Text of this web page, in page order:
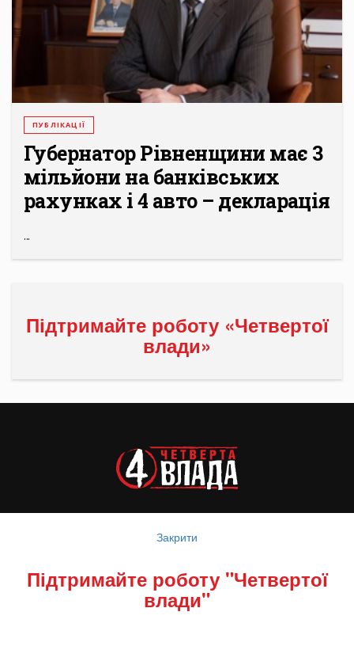
ПУБЛІКАЦІЇ
Губернатор Рівненщини має 3
мільйони на банківських
рахунках і 4 авто – декларація
...
Підтримайте роботу «Четвертої
влади»
РУБРИКАТОР
СОЦМЕРЕЖІ
Закрити
Підтримайте роботу "Четвертої
влади"